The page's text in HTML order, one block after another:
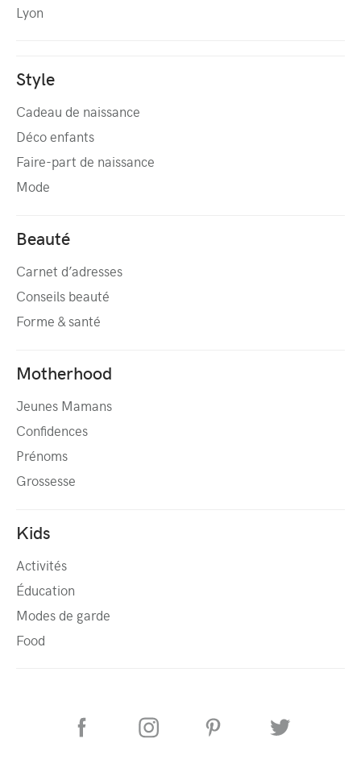
Lyon
Style
Cadeau de naissance
Déco enfants
Faire-part de naissance
Mode
Beauté
Carnet d’adresses
Conseils beauté
Forme & santé
Motherhood
Jeunes Mamans
Confidences
Prénoms
Grossesse
Kids
Activités
Éducation
Modes de garde
Food